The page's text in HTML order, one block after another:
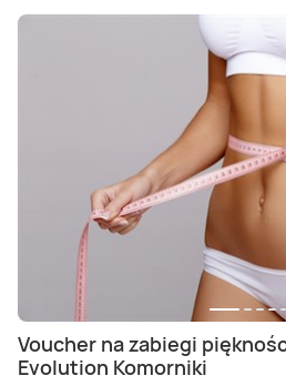
Voucher na zabiegi
Evolution Komorniki